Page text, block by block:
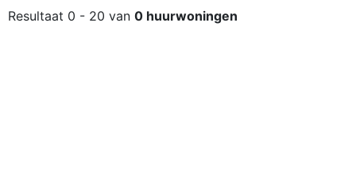
Resultaat 0 - 20 van 0 huurwoningen